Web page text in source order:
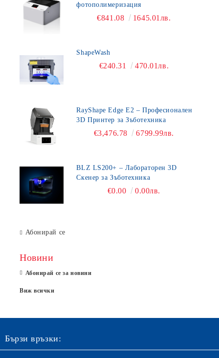
фотополимеризация
€841.08 1645.01лв.
ShapeWash
€240.31 470.01лв.
RayShape Edge E2 – Професионален
3D Принтер за Зъботехника
€3,476.78 6799.99лв.
BLZ LS200+ – Лабораторен 3D
Скенер за Зъботехника
€0.00 0.00лв.
Абонирай се
Новини
Абонирай се за новини
Виж всички
Бързи връзки: